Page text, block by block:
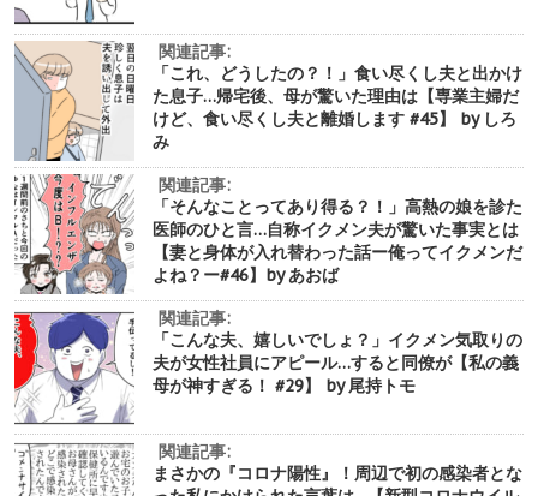
関連記事:
「これ、どうしたの？！」食い尽くし夫と出かけ
た息子…帰宅後、母が驚いた理由は【専業主婦だ
けど、食い尽くし夫と離婚します #45】 by しろ
み
関連記事:
「そんなことってあり得る？！」高熱の娘を診た
医師のひと言…自称イクメン夫が驚いた事実とは
【妻と身体が入れ替わった話ー俺ってイクメンだ
よね？ー#46】by あおば
関連記事:
「こんな夫、嬉しいでしょ？」イクメン気取りの
夫が女性社員にアピール…すると同僚が【私の義
母が神すぎる！ #29】 by 尾持トモ
関連記事:
まさかの『コロナ陽性』！周辺で初の感染者とな